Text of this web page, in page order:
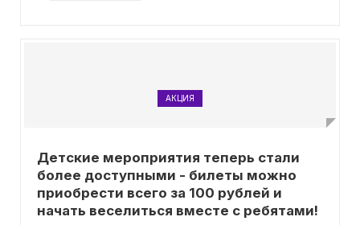
АКЦИЯ
Детские мероприятия теперь стали
более доступными - билеты можно
приобрести всего за 100 рублей и
начать веселиться вместе с ребятами!